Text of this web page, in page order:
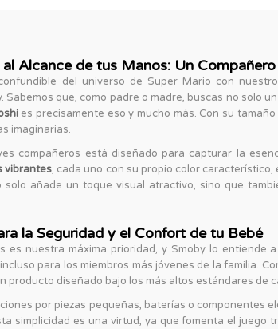
Alcance de tus Manos: Un
del universo de Super Mario con
Sabemos que, como padre o madre, buscas no solo
es precisamente eso y mucho más. Con su
imaginarias.
compañeros está diseñado para capturar la
vibrantes, cada uno con su propio color
solo añade un toque visual atractivo, sino que
la Seguridad y el Confort de tu Bebé
es nuestra máxima prioridad, y Smoby lo entiende
para los miembros más jóvenes de la familia.
producto diseñado bajo los más altos estándares de
por piezas pequeñas, baterías o componentes
simplicidad es una virtud, ya que fomenta el